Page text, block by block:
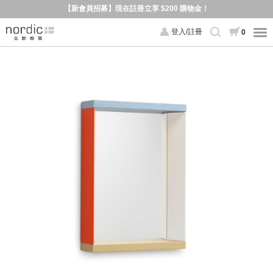
【新會員招募】現在註冊立享 $200 購物金！
登入/註冊 0